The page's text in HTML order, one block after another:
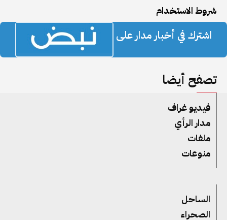
شروط الاستخدام
اشترك في أخبار مدار على
تصفح أيضا
فيديو غراف
مدار الرأي
ملفات
منوعات
الساحل
الصحراء